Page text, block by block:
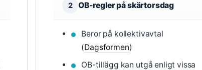
2 OB-regler på skärtorsdag
Beror på kollektivavtal
(Dagsformen)
OB-tillägg kan utgå enligt vissa